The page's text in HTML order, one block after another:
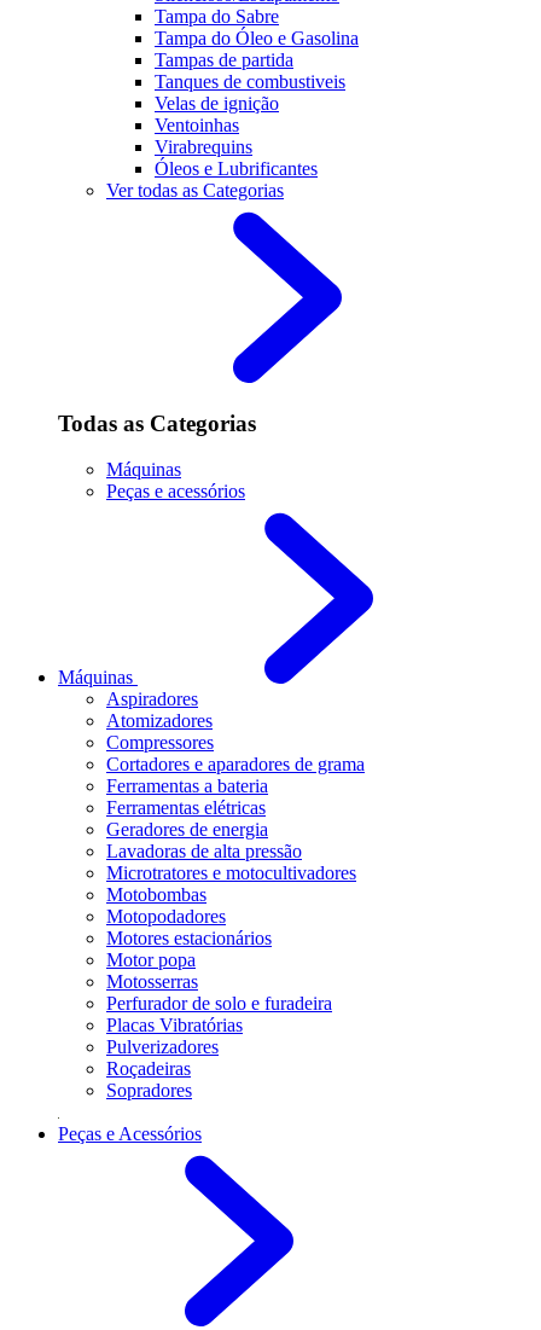
Tampa do Sabre
Tampa do Óleo e Gasolina
Tampas de partida
Tanques de combustiveis
Velas de ignição
Ventoinhas
Virabrequins
Óleos e Lubrificantes
Ver todas as Categorias
Todas as Categorias
Máquinas
Peças e acessórios
Máquinas
Aspiradores
Atomizadores
Compressores
Cortadores e aparadores de grama
Ferramentas a bateria
Ferramentas elétricas
Geradores de energia
Lavadoras de alta pressão
Microtratores e motocultivadores
Motobombas
Motopodadores
Motores estacionários
Motor popa
Motosserras
Perfurador de solo e furadeira
Placas Vibratórias
Pulverizadores
Roçadeiras
Sopradores
Peças e Acessórios